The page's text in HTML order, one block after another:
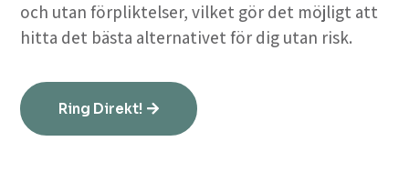
och utan förpliktelser, vilket gör det möjligt att
hitta det bästa alternativet för dig utan risk.
Ring Direkt!